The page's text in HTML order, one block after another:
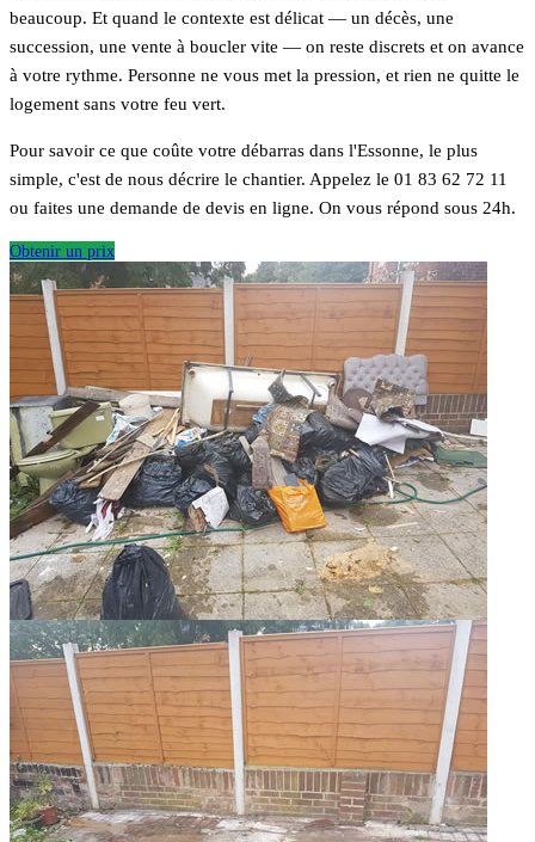
beaucoup. Et quand le contexte est délicat — un décès, une
succession, une vente à boucler vite — on reste discrets et on avance
à votre rythme. Personne ne vous met la pression, et rien ne quitte le
logement sans votre feu vert.
Pour savoir ce que coûte votre débarras dans l'Essonne, le plus
simple, c'est de nous décrire le chantier. Appelez le 01 83 62 72 11
ou faites une demande de devis en ligne. On vous répond sous 24h.
Obtenir un prix